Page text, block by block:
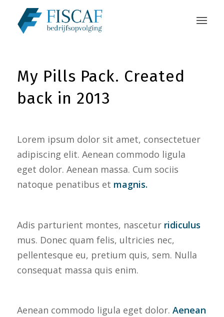
My Pills Pack. Created
back in 2013
Lorem ipsum dolor sit amet, consectetuer
adipiscing elit. Aenean commodo ligula
eget dolor. Aenean massa. Cum sociis
natoque penatibus et magnis.
Adis parturient montes, nascetur ridiculus
mus. Donec quam felis, ultricies nec,
pellentesque eu, pretium quis, sem. Nulla
consequat massa quis enim.
Aenean commodo ligula eget dolor. Aenean